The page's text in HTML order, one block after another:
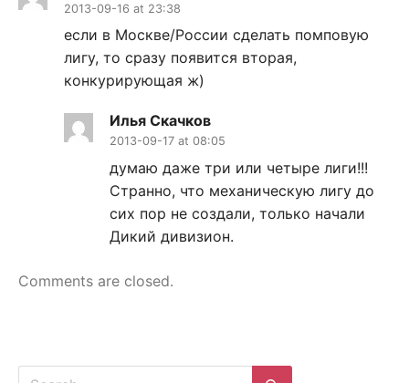
2013-09-16 at 23:38
если в Москве/России сделать помповую
лигу, то сразу появится вторая,
конкурирующая ж)
Илья Скачков
2013-09-17 at 08:05
думаю даже три или четыре лиги!!!
Странно, что механическую лигу до
сих пор не создали, только начали
Дикий дивизион.
Comments are closed.
Search